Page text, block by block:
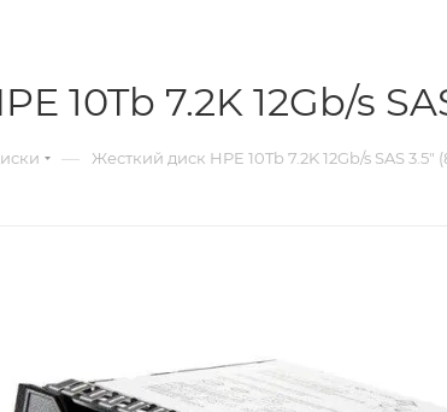
10Tb 7.2K 12Gb/s
— Жесткий диск HPE 10Tb 7.2K 12Gb/s SAS 3.5"